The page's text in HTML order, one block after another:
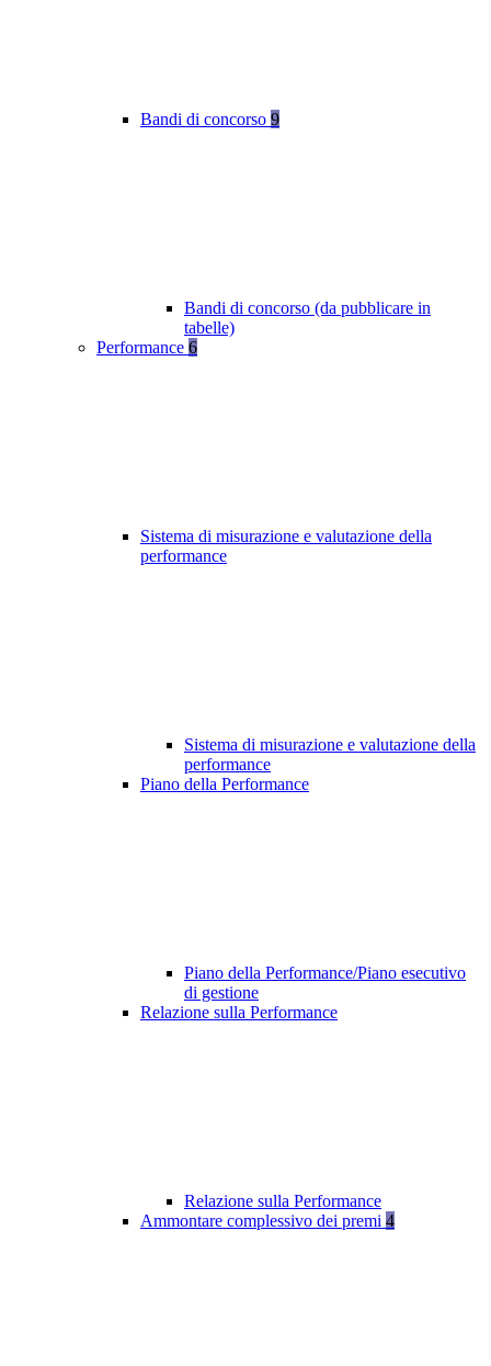
Bandi di concorso 9
Bandi di concorso (da pubblicare in
tabelle)
Performance 6
Sistema di misurazione e valutazione della
performance
Sistema di misurazione e valutazione della
performance
Piano della Performance
Piano della Performance/Piano esecutivo
di gestione
Relazione sulla Performance
Relazione sulla Performance
Ammontare complessivo dei premi 4